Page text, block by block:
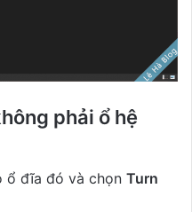
phải ổ hệ
ổ đĩa đó và chọn Turn